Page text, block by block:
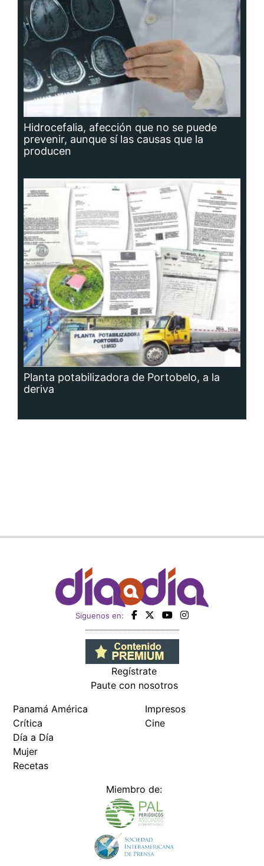
Hidrocefalia, afección que no se puede
prevenir, aunque sí las causas que la
producen
Planta potabilizadora de Portobelo, a la
deriva
Siguenos en:
Regístrate
Paute con nosotros
Panamá América
Crítica
Día a Día
Mujer
Recetas
Impresos
Cine
Miembro de: